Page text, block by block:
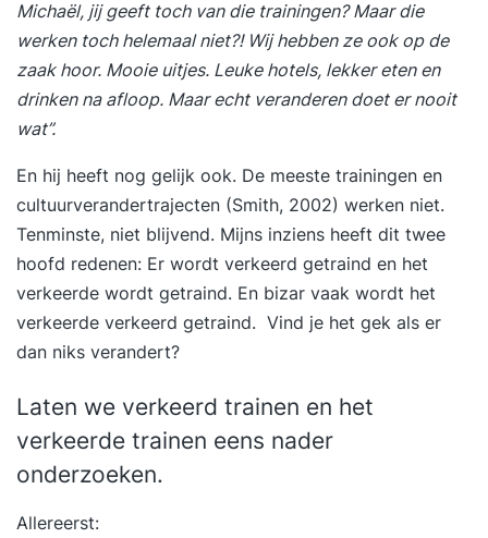
Michaël, jij geeft toch van die trainingen? Maar die
werken toch helemaal niet?! Wij hebben ze ook op de
zaak hoor. Mooie uitjes. Leuke hotels, lekker eten en
drinken na afloop. Maar echt veranderen doet er nooit
wat”.
En hij heeft nog gelijk ook. De meeste trainingen en
cultuurverandertrajecten (Smith, 2002) werken niet.
Tenminste, niet blijvend. Mijns inziens heeft dit twee
hoofd redenen: Er wordt verkeerd getraind en het
verkeerde wordt getraind. En bizar vaak wordt het
verkeerde verkeerd getraind. Vind je het gek als er
dan niks verandert?
Laten we verkeerd trainen en het
verkeerde trainen eens nader
onderzoeken.
Allereerst: